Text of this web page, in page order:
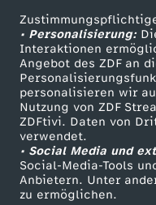
• Personalisierung:
Interaktionen
Angebot des ZDF an
personalisieren wir
Nutzung von ZDF
ZDFtivi. Daten von
verwendet.
• Social Media und
Social-Media-Tools
Anbietern. Unter
zu ermöglichen.
Livestreams
Sendungen A-Z
TV-Programm
ZDF Unternehmen
Karriere